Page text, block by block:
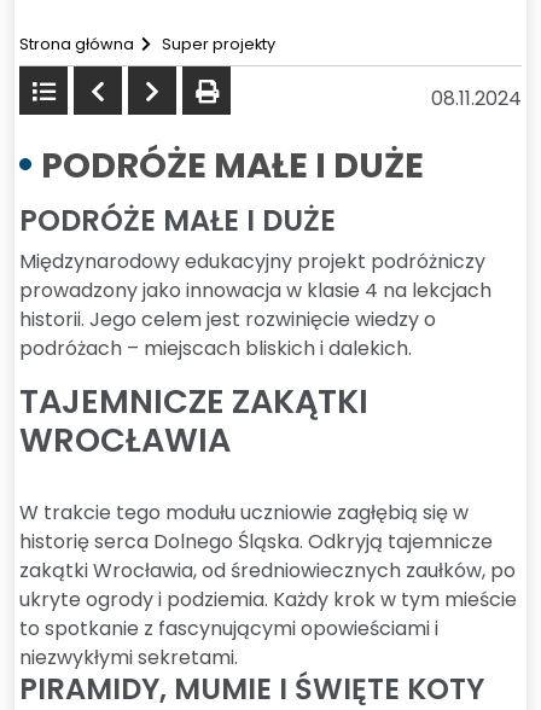
Strona główna Super projekty
Powrót
do
listy
Poprzedni
Następny
drukuj 08.11.2024
PODRÓŻE MAŁE I DUŻE
PODRÓŻE MAŁE I DUŻE
Międzynarodowy edukacyjny projekt podróżniczy
prowadzony jako innowacja w klasie 4 na lekcjach
historii. Jego celem jest rozwinięcie wiedzy o
podróżach – miejscach bliskich i dalekich.
TAJEMNICZE ZAKĄTKI
WROCŁAWIA
W trakcie tego modułu uczniowie zagłębią się w
historię serca Dolnego Śląska. Odkryją tajemnicze
zakątki Wrocławia, od średniowiecznych zaułków, po
ukryte ogrody i podziemia. Każdy krok w tym mieście
to spotkanie z fascynującymi opowieściami i
niezwykłymi sekretami.
PIRAMIDY, MUMIE I ŚWIĘTE KOTY